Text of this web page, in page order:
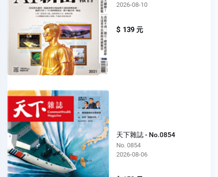
2026-08-10
$ 139 元
天下雜誌 - No.0854
No. 0854
2026-08-06